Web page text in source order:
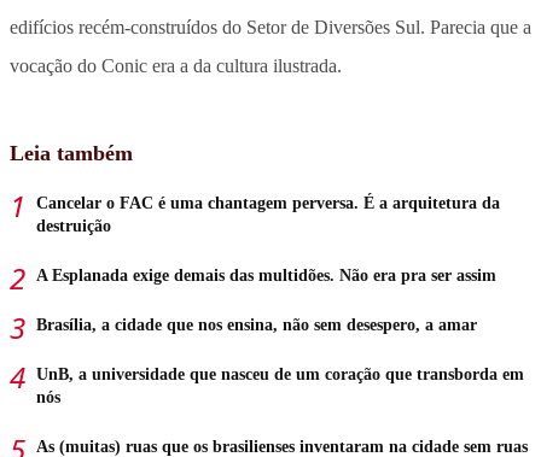
edifícios recém-construídos do Setor de Diversões Sul. Parecia que a
vocação do Conic era a da cultura ilustrada.
Leia também
Cancelar o FAC é uma chantagem perversa. É a arquitetura da
destruição
A Esplanada exige demais das multidões. Não era pra ser assim
Brasília, a cidade que nos ensina, não sem desespero, a amar
UnB, a universidade que nasceu de um coração que transborda em
nós
As (muitas) ruas que os brasilienses inventaram na cidade sem ruas